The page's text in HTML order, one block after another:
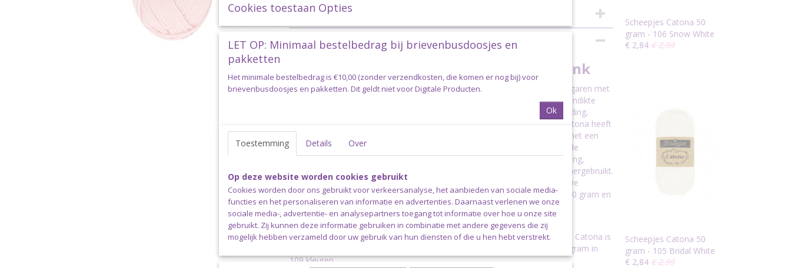
Specificaties
Omschrijving
Scheepjes Catona 50 gram - 083 Ballet Pink
Scheepjes Catona is een bijzonder populair 100% gemerceriseerd katoen garen met
een subtiele glans en een gladde en zachte afwerking. Dit fijne garen (garendikte
Fingering) is uiterst geschikt voor het haken of breien van bijvoorbeeld kleding,
amigurumi’s, mode- en woonaccessoires of kinderspeeltjes. Scheepjes Catona heeft
het EN71-3 keurmerk, wat aangeeft dat dit garen veilig is voor personen met een
gevoelige huid en met name voor speelgoed voor baby's en kinderen. Bij de
productie is gebruikgemaakt van een volledig biologische afvalwaterzuivering,
waardoor het gebruikte water op een veilige manier wordt gerecycled en hergebruikt.
Scheepjes Catona is verkrijgbaar in maar liefst 113 verschillende kleuren. De
aanbevolen naalddikte is 2.50-3.50mm. Een bol Scheepjes Catona weegt 50 gram en
heeft een looplengte van 125 meter.
Scheepjes Catona is verkrijgbaar in bollen van 10, 25 en 50 gram; enkele
basiskleuren zijn bovendien verkrijgbaar in bollen van 100 gram. Scheepjes Catona is
ook verkrijgbaar als colour pack met daarin cutie pie minibolletjes van 10 gram in
109 kleuren.
Scheepjes Catona 50
gram - 106 Snow White
€ 2,84 € 2,99
Scheepjes Catona 50
gram - 105 Bridal White
€ 2,84 € 2,99
Cookies toestaan Opties
LET OP: Minimaal bestelbedrag bij brievenbusdoosjes en
pakketten
Het minimale bestelbedrag is €10,00 (zonder verzendkosten, die komen er nog bij) voor
brievenbusdoosjes en pakketten. Dit geldt niet voor Digitale Producten.
Ok
Toestemming Details Over
Op deze website worden cookies gebruikt
Cookies worden door ons gebruikt voor verkeersanalyse, het aanbieden van sociale media-
functies en het personaliseren van informatie en advertenties. Daarnaast verlenen we onze
sociale media-, advertentie- en analysepartners toegang tot informatie over hoe u onze site
gebruikt. Zij kunnen deze informatie gebruiken in combinatie met andere gegevens die zij
mogelijk hebben verzameld door uw gebruik van hun diensten of die u hen hebt verstrekt.